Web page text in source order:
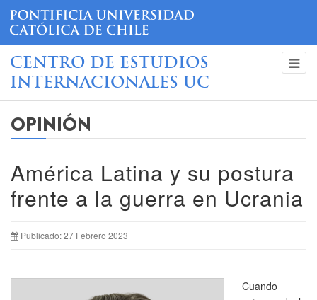
CENTRO DE ESTUDIOS
INTERNACIONALES UC
OPINIÓN
América Latina y su postura
frente a la guerra en Ucrania
Publicado: 27 Febrero 2023
Cuando